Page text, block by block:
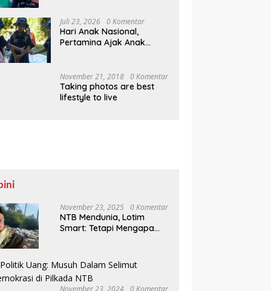
Juli 23, 2026 0 Komentar
Hari Anak Nasional,
Pertamina Ajak Anak
Mangrove
November 21, 2018 0 Komentar
Taking photos are best
lifestyle to live
November 23, 2025 0 Komentar
NTB Mendunia, Lotim
Smart: Tetapi Mengapa